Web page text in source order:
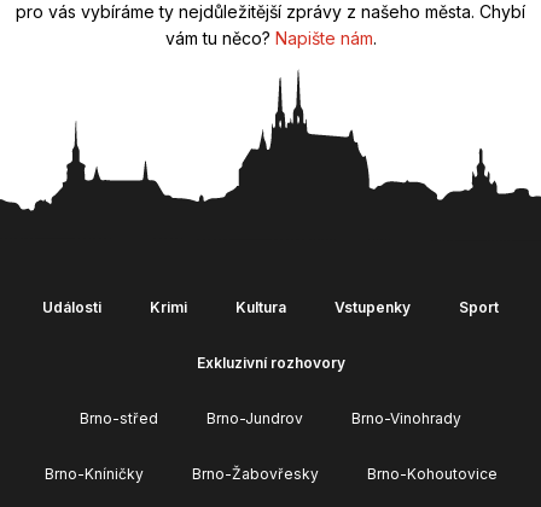
pro vás vybíráme ty nejdůležitější zprávy z našeho města. Chybí
vám tu něco? Napište nám.
Události Krimi Kultura Vstupenky Sport
Exkluzivní rozhovory
Brno-střed Brno-Jundrov Brno-Vinohrady
Brno-Kníničky Brno-Žabovřesky Brno-Kohoutovice